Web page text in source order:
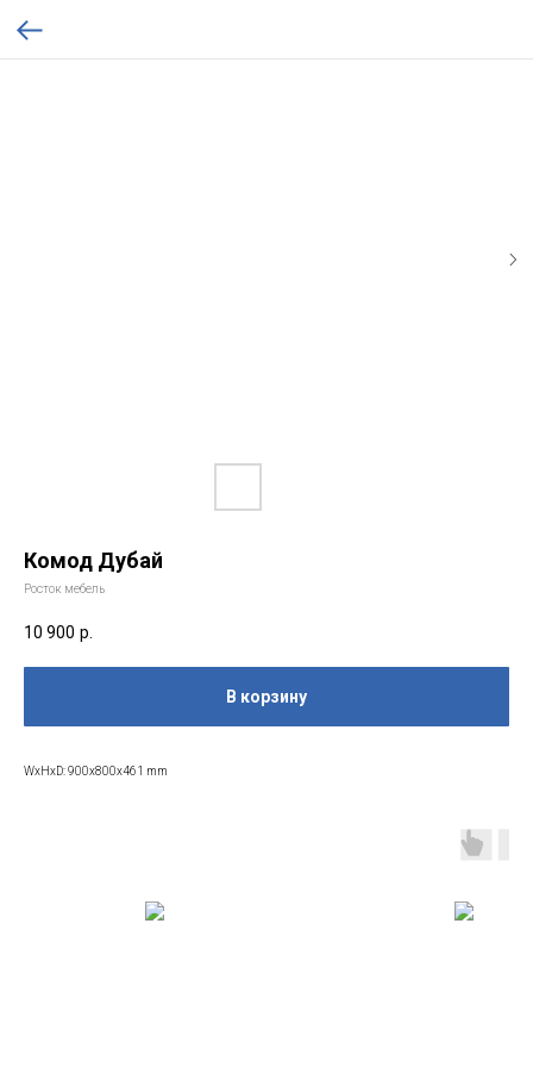
Комод Дубай
Росток мебель
10 900 р.
В корзину
WxHxD: 900x800x461 mm